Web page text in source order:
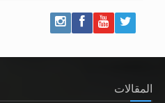
المقالات